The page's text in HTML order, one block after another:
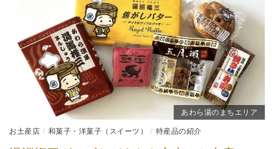
あわら湯のまちエリア
お土産店 和菓子・洋菓子（スイーツ） 特産品の紹介